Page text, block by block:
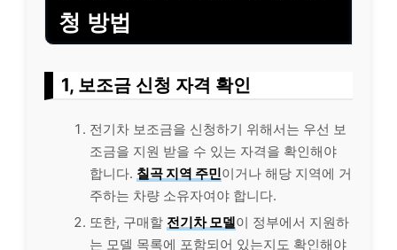
청 방법
1, 보조금 신청 자격 확인
전기차 보조금을 신청하기 위해서는 우선 보
조금을 지원 받을 수 있는 자격을 확인해야
합니다. 칠곡 지역 주민이거나 해당 지역에 거
주하는 차량 소유자여야 합니다.
또한, 구매할 전기차 모델이 정부에서 지원하
는 모델 목록에 포함되어 있는지도 확인해야